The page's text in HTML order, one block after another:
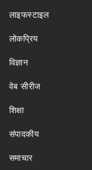
लाइफस्टाइल
लोकप्रिय
विज्ञान
वेब सीरीज
शिक्षा
संपादकीय
समाचार